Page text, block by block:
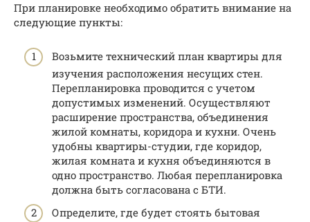
При планировке необходимо обратить внимание на
следующие пункты:
Возьмите технический план квартиры для
изучения расположения несущих стен.
Перепланировка проводится с учетом
допустимых изменений. Осуществляют
расширение пространства, объединения
жилой комнаты, коридора и кухни. Очень
удобны квартиры-студии, где коридор,
жилая комната и кухня объединяются в
одно пространство. Любая перепланировка
должна быть согласована с БТИ.
Определите, где будет стоять бытовая